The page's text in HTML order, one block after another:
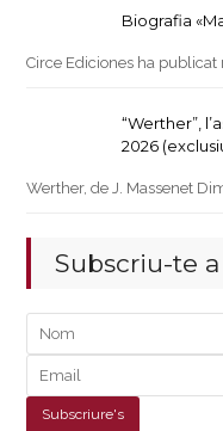
Biografia
Circe Ediciones ha publicat
“Werther”,
2026
Werther, de J. Massenet
Subscriu-te